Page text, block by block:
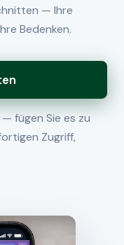
— Ihre
Bedenken.
fügen Sie es zu
Zugriff,